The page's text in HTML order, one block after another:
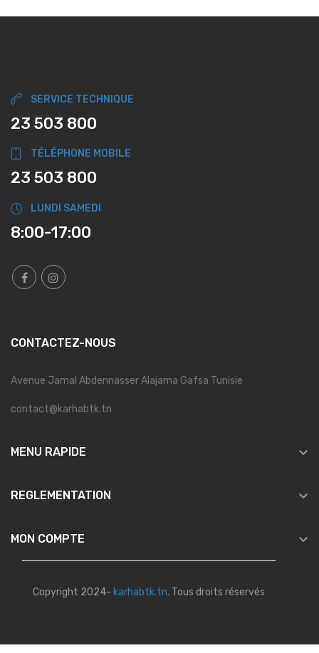
SERVICE TECHNIQUE
23 503 800
TÉLÉPHONE MOBILE
23 503 800
LUNDI SAMEDI
8:00-17:00
CONTACTEZ-NOUS
Avenue Jamal Abdennasser Alajama Gafsa Tunisie
contact@karhabtk.tn
MENU RAPIDE 
REGLEMENTATION 
MON COMPTE 
Copyright 2024- karhabtk.tn. Tous droits réservés